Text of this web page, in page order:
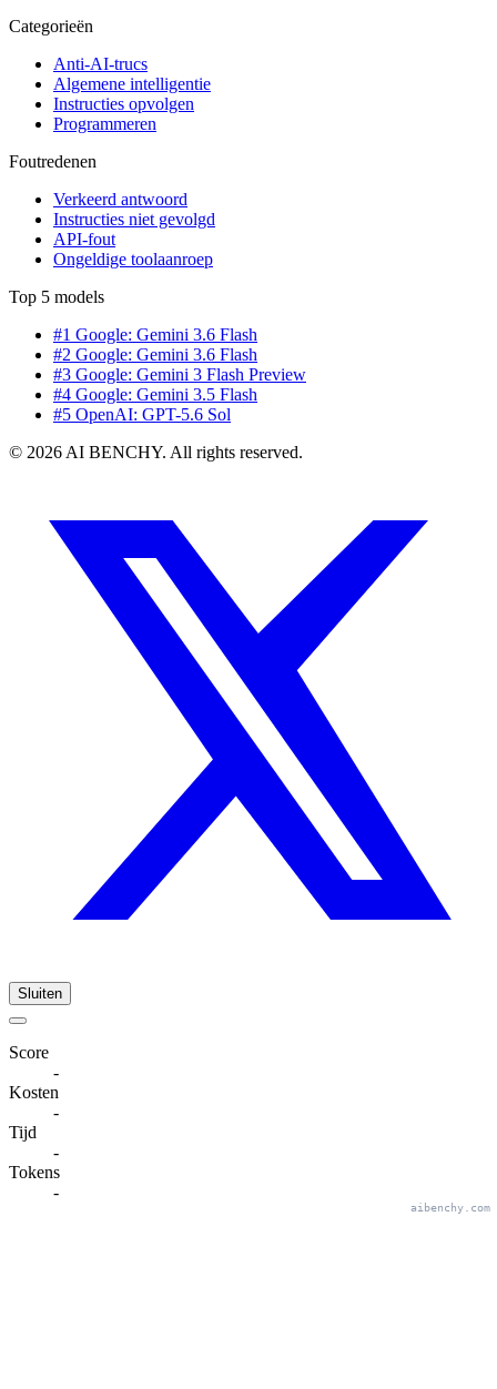
Categorieën
Anti-AI-trucs
Algemene intelligentie
Instructies opvolgen
Programmeren
Foutredenen
Verkeerd antwoord
Instructies niet gevolgd
API-fout
Ongeldige toolaanroep
Top 5 models
#1 Google: Gemini 3.6 Flash
#2 Google: Gemini 3.6 Flash
#3 Google: Gemini 3 Flash Preview
#4 Google: Gemini 3.5 Flash
#5 OpenAI: GPT-5.6 Sol
© 2026 AI BENCHY. All rights reserved.
Sluiten
Score
-
Kosten
-
Tijd
-
Tokens
-